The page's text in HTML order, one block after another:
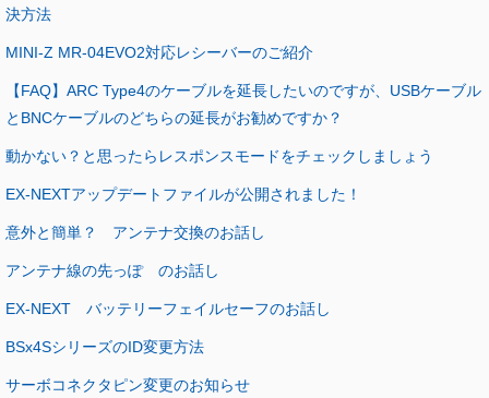
決方法
MINI-Z MR-04EVO2対応レシーバーのご紹介
【FAQ】ARC Type4のケーブルを延長したいのですが、USBケーブル
とBNCケーブルのどちらの延長がお勧めですか？
動かない？と思ったらレスポンスモードをチェックしましょう
EX-NEXTアップデートファイルが公開されました！
意外と簡単？ アンテナ交換のお話し
アンテナ線の先っぽ のお話し
EX-NEXT バッテリーフェイルセーフのお話し
BSx4SシリーズのID変更方法
サーボコネクタピン変更のお知らせ